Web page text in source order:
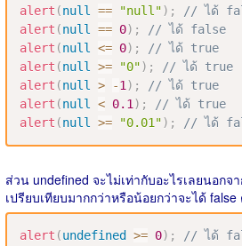
alert (null == "null") ;
// ได้
alert (null == 0) ;
// ได้ false
alert (null <= 0) ;
// ได้ true
alert (null >= "0") ;
// ได้ true
alert (null > -1 ) ;
// ได้ true
alert (null < 0.1 ) ;
// ได้ true
alert (null >= "0.01") ; // ได้
ส่วน undefined จะไม่เท่ากับอะไรเลยนอกจ
เปรียบเทียบมากกว่าหรือน้อยกว่าจะได้ false
alert (undefined >= 0) ;
// ได้